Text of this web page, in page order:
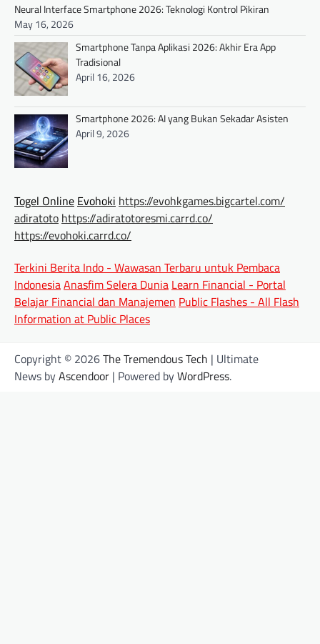
Neural Interface Smartphone 2026: Teknologi Kontrol Pikiran
May 16, 2026
Smartphone Tanpa Aplikasi 2026: Akhir Era App
Tradisional
April 16, 2026
Smartphone 2026: AI yang Bukan Sekadar Asisten
April 9, 2026
Togel Online Evohoki https://evohkgames.bigcartel.com/
adiratoto https://adiratotoresmi.carrd.co/
https://evohoki.carrd.co/
Terkini Berita Indo - Wawasan Terbaru untuk Pembaca
IndonesiaAnasfim Selera Dunia Learn Financial - Portal
Belajar Financial dan Manajemen Public Flashes - All Flash
Information at Public Places
Copyright © 2026The Tremendous Tech | Ultimate
News byAscendoor | Powered byWordPress.